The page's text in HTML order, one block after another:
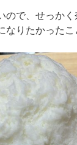
で、せっかく
りたかったこ